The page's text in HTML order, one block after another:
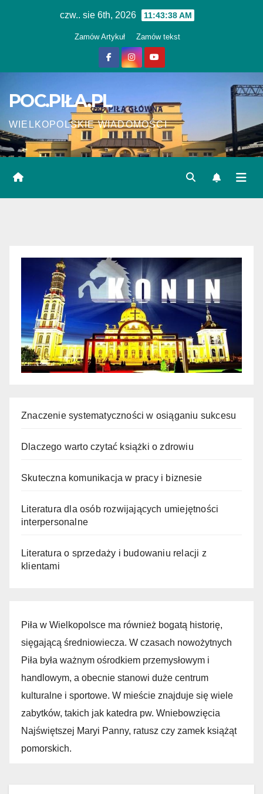
czw.. sie 6th, 2026 11:43:39 AM
Zamów Artykuł Zamów tekst
POC.PIŁA.PL
WIELKOPOLSKIE WIADOMOŚCI
Znaczenie systematyczności w osiąganiu sukcesu
Dlaczego warto czytać książki o zdrowiu
Skuteczna komunikacja w pracy i biznesie
Literatura dla osób rozwijających umiejętności
interpersonalne
Literatura o sprzedaży i budowaniu relacji z
klientami
Piła w Wielkopolsce ma również bogatą historię,
sięgającą średniowiecza. W czasach nowożytnych
Piła była ważnym ośrodkiem przemysłowym i
handlowym, a obecnie stanowi duże centrum
kulturalne i sportowe. W mieście znajduje się wiele
zabytków, takich jak katedra pw. Wniebowzięcia
Najświętszej Maryi Panny, ratusz czy zamek książąt
pomorskich.